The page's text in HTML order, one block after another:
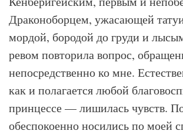
Драконоборцем, ужасающей
мордой, бородой до груди и
ревом повторила вопрос,
непосредственно ко мне.
как и полагается любой
принцессе — лишилась чувств.
обеспокоенно носились по моей